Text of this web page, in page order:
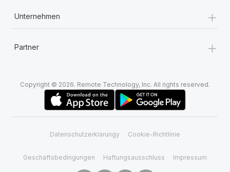
Unternehmen +
Partner +
Copyright © 2026. Remote Technology, Inc. All rights reserved.
Datenschutzerklärungy Cookie-Richtlinie
Geschäftsbedingungen Haftungsausschluss Impressum